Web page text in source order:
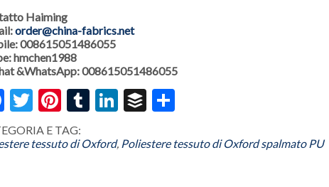
Haiming
order@china-fabrics.net
008615051486055
hmchen1988
&WhatsApp: 008615051486055
Facebook
Twitter
Pinterest
Tumblr
LinkedIn
Buffer
Share
E TAG:
tessuto di Oxford, Poliestere tessuto di Oxford spalmato PU